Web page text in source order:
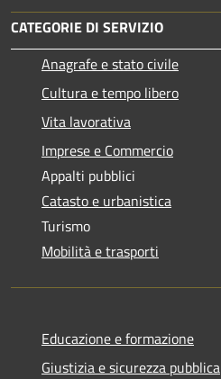
CATEGORIE DI SERVIZIO
Anagrafe e stato civile
Cultura e tempo libero
Vita lavorativa
Imprese e Commercio
Appalti pubblici
Catasto e urbanistica
Turismo
Mobilità e trasporti
Educazione e formazione
Giustizia e sicurezza pubblica